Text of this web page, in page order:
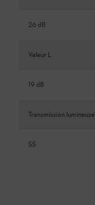
26 dB
Valeur L
19 dB
Transmission lumineuse
55